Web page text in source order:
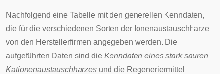
Nachfolgend eine Tabelle mit den generellen Kenndaten,
die für die verschiedenen Sorten der Ionenaustauschharze
von den Herstellerfirmen angegeben werden. Die
aufgeführten Daten sind die Kenndaten eines stark sauren
Kationenaustauschharzes und die Regeneriermittel